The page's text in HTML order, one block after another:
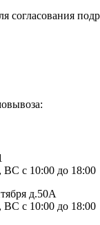
согласования
с 10:00 до 18:00
д.50А
с 10:00 до 18:00